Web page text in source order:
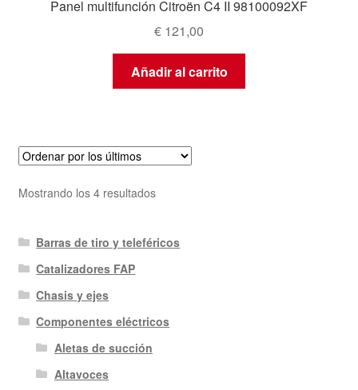
Panel multifunción Citroën C4 II 98100092XF
€ 121,00
Añadir al carrito
Mostrando los 4 resultadosOrdenado
últimos
Barras de tiro y teleféricos
Catalizadores FAP
Chasis y ejes
Componentes eléctricos
Aletas de succión
Altavoces